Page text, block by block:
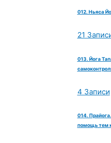
012. Ньяса
21
013. Йога
4 Записи
014.
помощь тем